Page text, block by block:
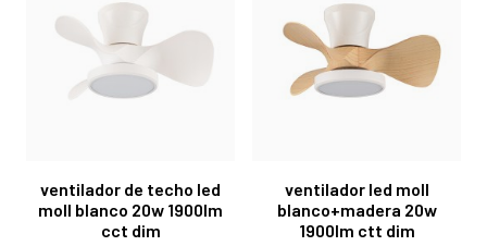
ventilador de techo led
moll blanco 20w 1900lm
cct dim
ventilador led moll
blanco+madera 20w
1900lm ctt dim